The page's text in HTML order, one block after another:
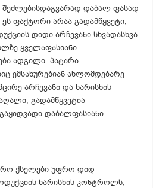
შეძლებისდაგვარად დაბალ ფასად
ფაქტორი არაა გადამწყვეტი,
დიდი არჩევანი სხვადასხვა
ყველაფასიანი
ადგილი. პატარა
ემსახურებიან ახლომდებარე
არჩევანი და ხარისხის
გადამწყვეტია
დაბალფასიანი
ქსელები უფრო დიდ
ხარისხის კონტროლს,